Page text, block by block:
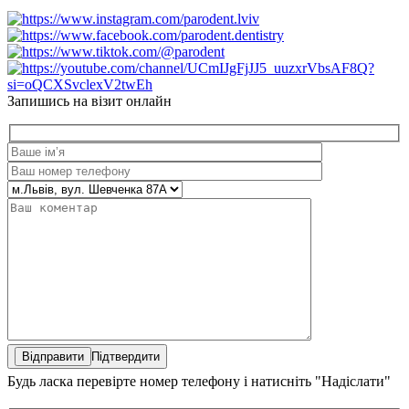
Запишись на візит онлайн
Підтвердити
Будь ласка перевірте номер телефону і натисніть "Надіслати"